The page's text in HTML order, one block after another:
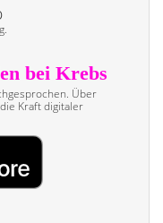
Über
Kraft digitaler